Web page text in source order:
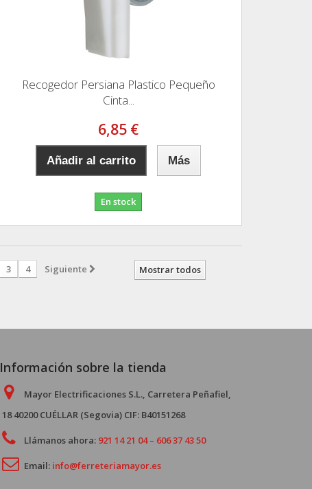
Recogedor Persiana Plastico Pequeño
Cinta...
6,85 €
Añadir al carrito Más
En stock
Mostrar todos
3 4 Siguiente
Información sobre la tienda
Mayor Electrificaciones S.L., Carretera Peñafiel,
18 40200 CUÉLLAR (Segovia) CIF: B40151268
Llámanos ahora: 921 14 21 04 – 606 37 43 50
Email: info@ferreteriamayor.es